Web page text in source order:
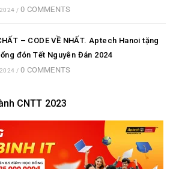
/ 0 COMMENTS
– CODE VỀ NHẤT. Aptech Hanoi tặng
đón Tết Nguyên Đán 2024
/ 0 COMMENTS
CNTT 2023